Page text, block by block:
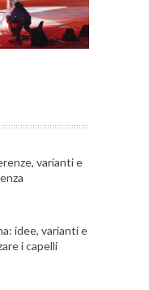
varianti e
idee, varianti e
i capelli